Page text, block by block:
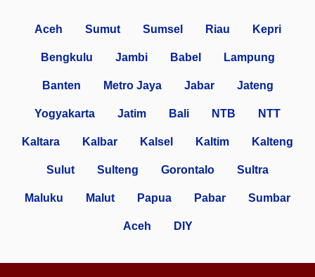
Aceh Sumut Sumsel Riau Kepri
Bengkulu Jambi Babel Lampung
Banten Metro Jaya Jabar Jateng
Yogyakarta Jatim Bali NTB NTT
Kaltara Kalbar Kalsel Kaltim Kalteng
Sulut Sulteng Gorontalo Sultra
Maluku Malut Papua Pabar Sumbar
Aceh DIY